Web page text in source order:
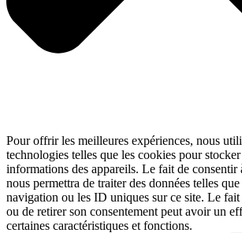
Pour offrir les meilleures expériences, nous
technologies telles que les cookies pour
informations des appareils. Le fait de consentir
nous permettra de traiter des données telles
navigation ou les ID uniques sur ce site. Le fait
ou de retirer son consentement peut avoir un
certaines caractéristiques et fonctions.